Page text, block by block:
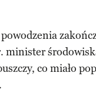
minister
co miało